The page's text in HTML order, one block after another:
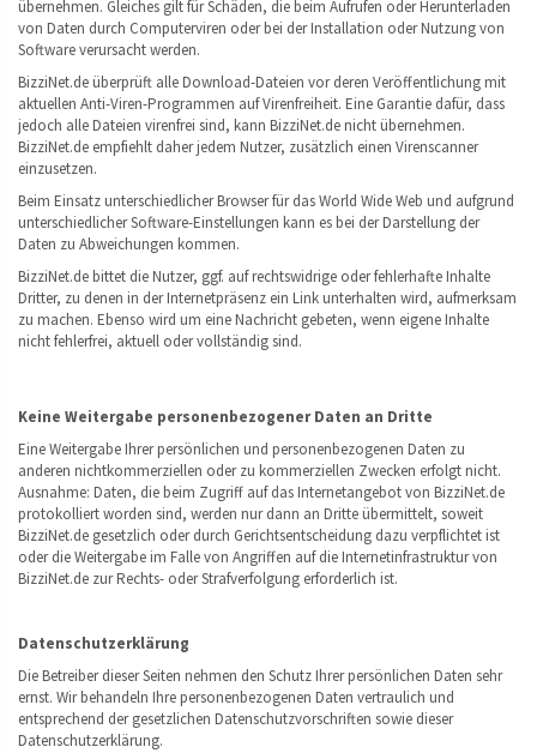
übernehmen. Gleiches gilt für Schäden, die beim Aufrufen oder Herunterladen
von Daten durch Computerviren oder bei der Installation oder Nutzung von
Software verursacht werden.
BizziNet.de überprüft alle Download-Dateien vor deren Veröffentlichung mit
aktuellen Anti-Viren-Programmen auf Virenfreiheit. Eine Garantie dafür, dass
jedoch alle Dateien virenfrei sind, kann BizziNet.de nicht übernehmen.
BizziNet.de empfiehlt daher jedem Nutzer, zusätzlich einen Virenscanner
einzusetzen.
Beim Einsatz unterschiedlicher Browser für das World Wide Web und aufgrund
unterschiedlicher Software-Einstellungen kann es bei der Darstellung der
Daten zu Abweichungen kommen.
BizziNet.de bittet die Nutzer, ggf. auf rechtswidrige oder fehlerhafte Inhalte
Dritter, zu denen in der Internetpräsenz ein Link unterhalten wird, aufmerksam
zu machen. Ebenso wird um eine Nachricht gebeten, wenn eigene Inhalte
nicht fehlerfrei, aktuell oder vollständig sind.
Keine Weitergabe personenbezogener Daten an Dritte
Eine Weitergabe Ihrer persönlichen und personenbezogenen Daten zu
anderen nichtkommerziellen oder zu kommerziellen Zwecken erfolgt nicht.
Ausnahme: Daten, die beim Zugriff auf das Internetangebot von BizziNet.de
protokolliert worden sind, werden nur dann an Dritte übermittelt, soweit
BizziNet.de gesetzlich oder durch Gerichtsentscheidung dazu verpflichtet ist
oder die Weitergabe im Falle von Angriffen auf die Internetinfrastruktur von
BizziNet.de zur Rechts- oder Strafverfolgung erforderlich ist.
Datenschutzerklärung
Die Betreiber dieser Seiten nehmen den Schutz Ihrer persönlichen Daten sehr
ernst. Wir behandeln Ihre personenbezogenen Daten vertraulich und
entsprechend der gesetzlichen Datenschutzvorschriften sowie dieser
Datenschutzerklärung.